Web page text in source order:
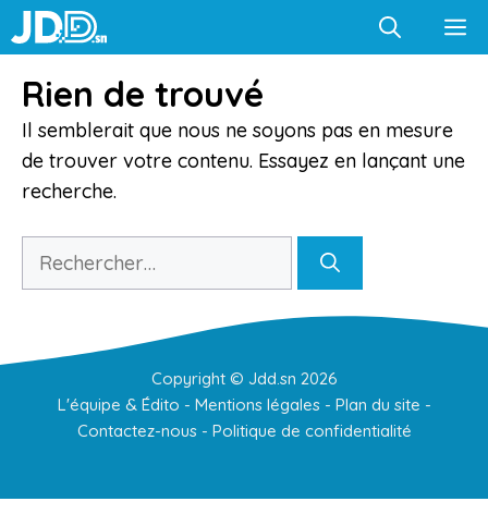
Aller
au
Rien de trouvé
Il semblerait que nous ne soyons pas en mesure
de trouver votre contenu. Essayez en lançant une
recherche.
Rechercher :
Copyright © Jdd.sn 2026
L'équipe & Édito - Mentions légales- Plan du site -
Contactez-nous- Politique de confidentialité